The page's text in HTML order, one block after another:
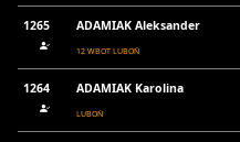
1265 ADAMIAK Aleksander
12 WBOT LUBOŃ
1264 ADAMIAK Karolina
LUBOŃ